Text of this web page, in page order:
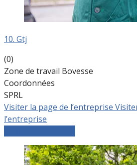
10. Gtj
(0)
Zone de travail Bovesse
Coordonnées
SPRL
Visiter la page de l’entreprise
l’entreprise